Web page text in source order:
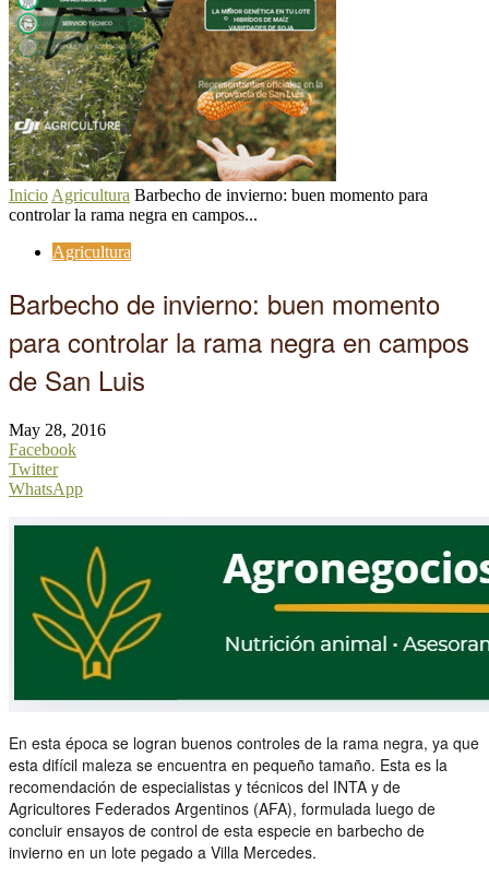
Inicio Agricultura Barbecho de invierno: buen momento para
controlar la rama negra en campos...
Agricultura
Barbecho de invierno: buen momento
para controlar la rama negra en campos
de San Luis
May 28, 2016
Facebook
Twitter
WhatsApp
En esta época se logran buenos controles de la rama negra, ya que
esta difícil maleza se encuentra en pequeño tamaño. Esta es la
recomendación de especialistas y técnicos del INTA y de
Agricultores Federados Argentinos (AFA), formulada luego de
concluir ensayos de control de esta especie en barbecho de
invierno en un lote pegado a Villa Mercedes.